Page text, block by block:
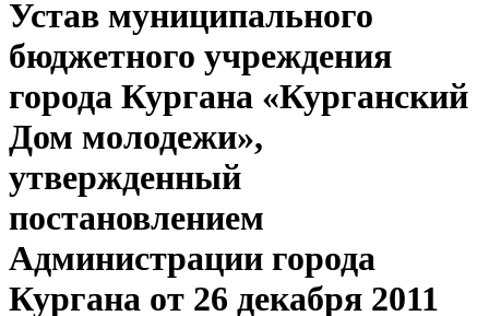
Устав муниципального
бюджетного учреждения
города Кургана «Курганский
Дом молодежи»,
утвержденный
постановлением
Администрации города
Кургана от 26 декабря 2011